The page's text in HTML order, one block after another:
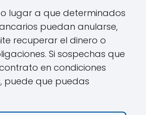
lugar a que determinados
puedan anularse,
recuperar el dinero o
Si sospechas que
en condiciones
puede que puedas